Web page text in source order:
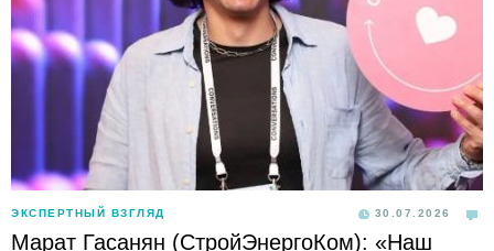
ЭКСПЕРТНЫЙ ВЗГЛЯД 30.07.2026
Марат Гасанян (СтройЭнергоКом): «Наш